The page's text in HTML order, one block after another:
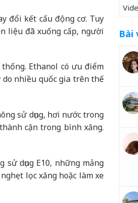
đổi kết cấu động cơ. Tuy
liệu đã xuống cấp, người
Ethanol có ưu điểm
nhiều quốc gia trên thế
sử dụng, hơi nước trong
cặn trong bình xăng.
dụng E10, những mảng
lọc xăng hoặc làm xe
Bài